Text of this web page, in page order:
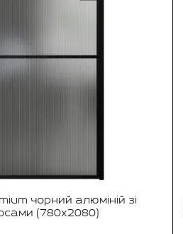
чорний алюміній зі
(780x2080)